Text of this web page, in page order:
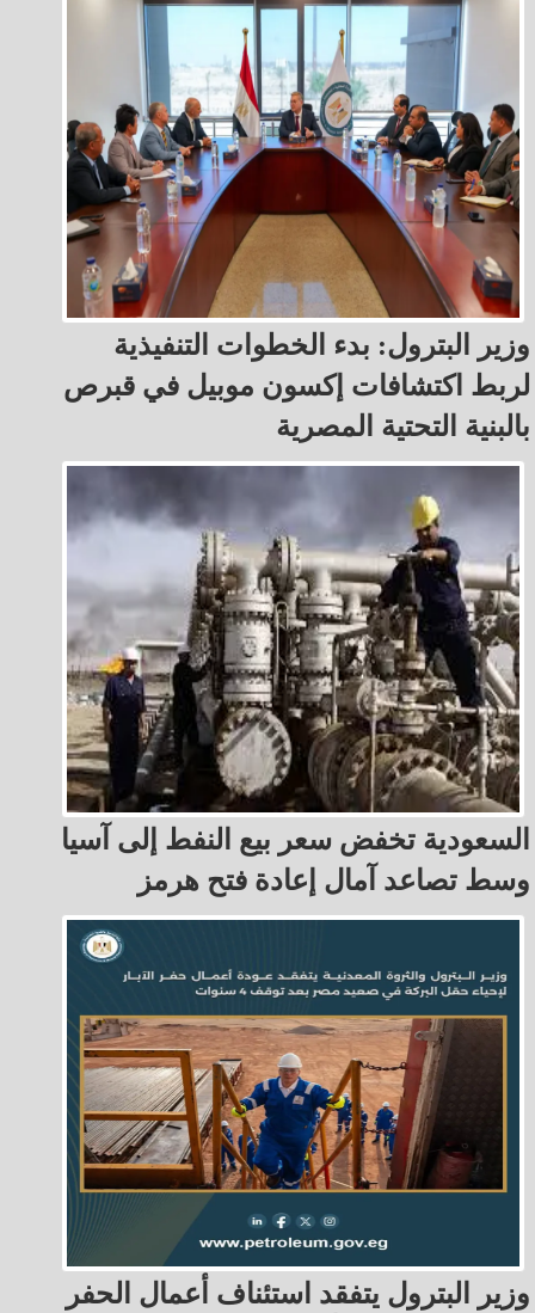
وزير البترول: بدء الخطوات التنفيذية
لربط اكتشافات إكسون موبيل في قبرص
بالبنية التحتية المصرية
السعودية تخفض سعر بيع النفط إلى آسيا
وسط تصاعد آمال إعادة فتح هرمز
وزير البترول يتفقد استئناف أعمال الحفر